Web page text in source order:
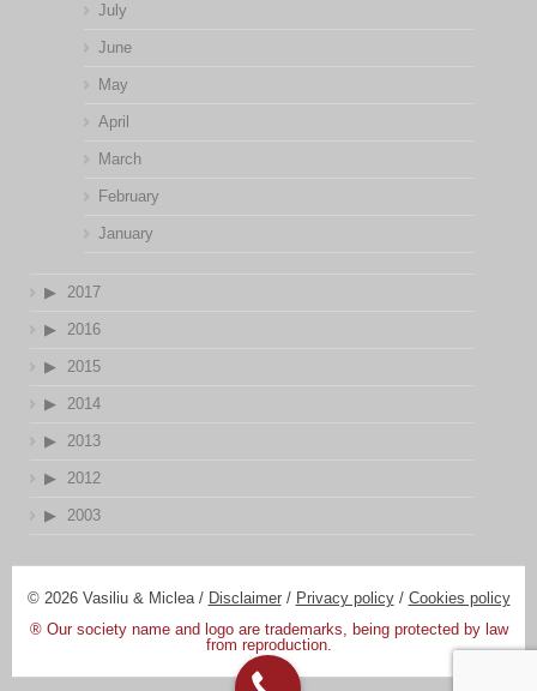
July
June
May
April
March
February
January
2017
2016
2015
2014
2013
2012
2003
© 2026 Vasiliu & Miclea / Disclaimer/ Privacy policy/ Cookies policy
® Our society name and logo are trademarks, being protected by law
from reproduction.